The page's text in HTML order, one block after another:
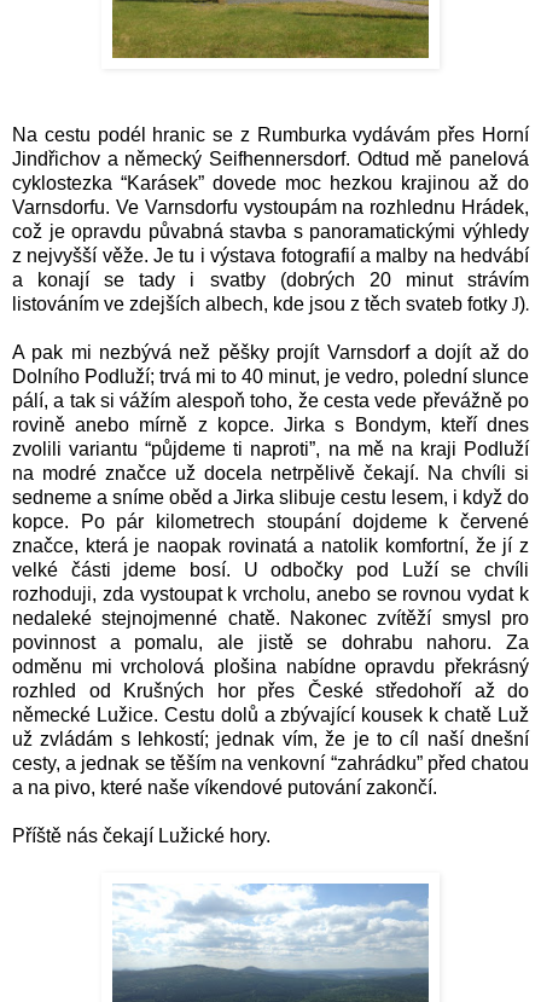
Na cestu podél hranic se z Rumburka vydávám přes Horní
Jindřichov a německý Seifhennersdorf. Odtud mě panelová
cyklostezka “Karásek” dovede moc hezkou krajinou až do
Varnsdorfu. Ve Varnsdorfu vystoupám na rozhlednu Hrádek,
což je opravdu půvabná stavba s panoramatickými výhledy
z nejvyšší věže. Je tu i výstava fotografií a malby na hedvábí
a konají se tady i svatby (dobrých 20 minut strávím
listováním ve zdejších albech, kde jsou z těch svateb fotky J).
A pak mi nezbývá než pěšky projít Varnsdorf a dojít až do
Dolního Podluží; trvá mi to 40 minut, je vedro, polední slunce
pálí, a tak si vážím alespoň toho, že cesta vede převážně po
rovině anebo mírně z kopce. Jirka s Bondym, kteří dnes
zvolili variantu “půjdeme ti naproti”, na mě na kraji Podluží
na modré značce už docela netrpělivě čekají. Na chvíli si
sedneme a sníme oběd a Jirka slibuje cestu lesem, i když do
kopce. Po pár kilometrech stoupání dojdeme k červené
značce, která je naopak rovinatá a natolik komfortní, že jí z
velké části jdeme bosí. U odbočky pod Luží se chvíli
rozhoduji, zda vystoupat k vrcholu, anebo se rovnou vydat k
nedaleké stejnojmenné chatě. Nakonec zvítěží smysl pro
povinnost a pomalu, ale jistě se dohrabu nahoru. Za
odměnu mi vrcholová plošina nabídne opravdu překrásný
rozhled od Krušných hor přes České středohoří až do
německé Lužice. Cestu dolů a zbývající kousek k chatě Luž
už zvládám s lehkostí; jednak vím, že je to cíl naší dnešní
cesty, a jednak se těším na venkovní “zahrádku” před chatou
a na pivo, které naše víkendové putování zakončí.
Příště nás čekají Lužické hory.